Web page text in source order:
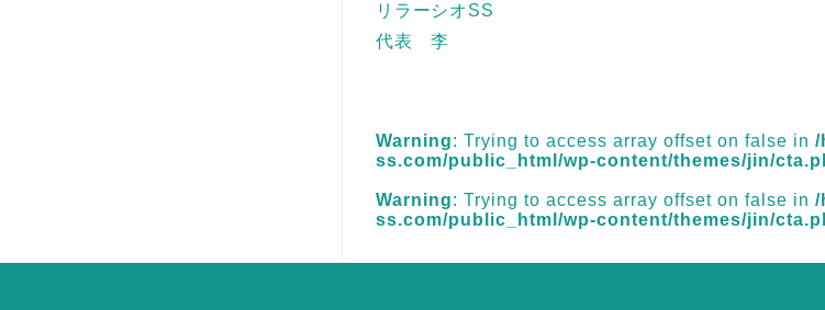
リラーシオSS
代表 李
Warning: Trying to access array offset on false in /
ss.com/public_html/wp-content/themes/jin/
Warning: Trying to access array offset on false in /
ss.com/public_html/wp-content/themes/jin/